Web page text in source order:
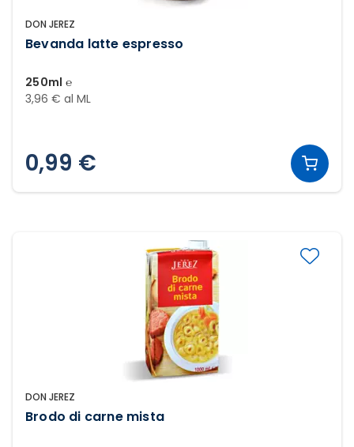
DON JEREZ
Bevanda latte espresso
250ml ℮
3,96 € al ML
0,99 €
DON JEREZ
Brodo di carne mista